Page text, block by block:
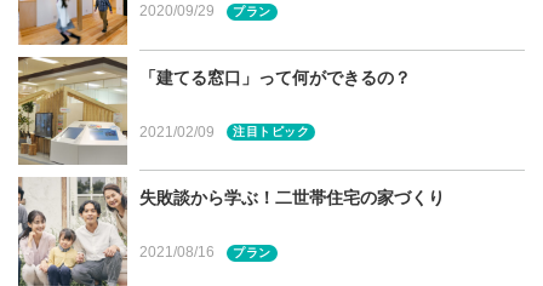
たっぷり食品を収納できることが魅力のパントリーです
が、必要な場所や大きさは人それぞれ。大収納であればそ
の分の面積も必要になります。
「食品をあまりストックしない」方なら、無駄な空間とも
なってしまいます。家族構成や生活スタイルをよく考えな
がらパントリーの有無、形状を検討していきましょう。
2020/09/29 プラン
「建てる窓口」って何ができるの？
2021/02/09 注目トピック
失敗談から学ぶ！二世帯住宅の家づくり
2021/08/16 プラン